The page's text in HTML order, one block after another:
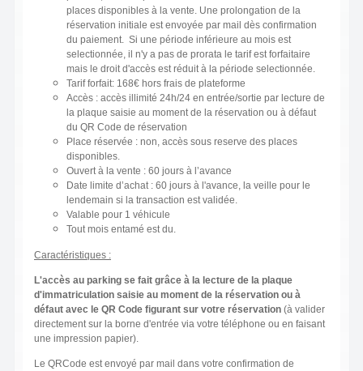
places disponibles à la vente. Une prolongation de la
réservation initiale est envoyée par mail dès confirmation
du paiement. Si une période inférieure au mois est
selectionnée, il n'y a pas de prorata le tarif est forfaitaire
mais le droit d'accès est réduit à la période selectionnée.
Tarif forfait: 168€ hors frais de plateforme
Accès : accès illimité 24h/24 en entrée/sortie par lecture de
la plaque saisie au moment de la réservation ou à défaut
du QR Code de réservation
Place réservée : non, accès sous reserve des places
disponibles.
Ouvert à la vente : 60 jours à l’avance
Date limite d’achat : 60 jours à l'avance, la veille pour le
lendemain si la transaction est validée.
Valable pour 1 véhicule
Tout mois entamé est du.
Caractéristiques :
L'accès au parking se fait grâce à la lecture de la plaque
d'immatriculation saisie au moment de la réservation ou à
défaut avec le QR Code figurant sur votre réservation (à valider
directement sur la borne d'entrée via votre téléphone ou en faisant
une impression papier).
Le QRCode est envoyé par mail dans votre confirmation de